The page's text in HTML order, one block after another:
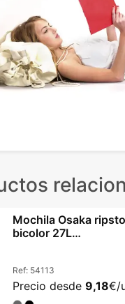
Mochila Osaka
bicolor 27L
Ref: 54113
Precio desde 9,18€/